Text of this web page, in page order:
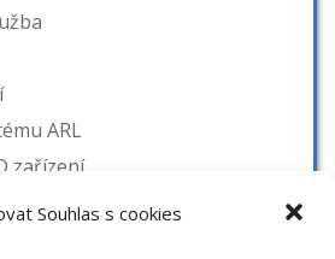
Souhlas s cookies
ARL
zařízení